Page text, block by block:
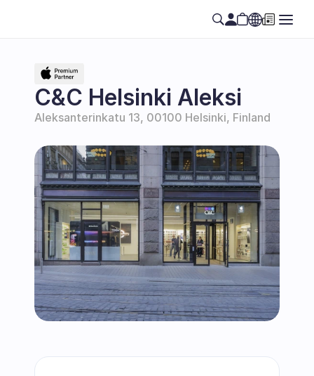
SE
C&C Helsinki Aleksi
Aleksanterinkatu 13, 00100 Helsinki, Finland